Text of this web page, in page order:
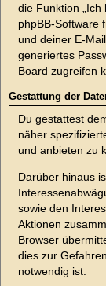
die Funktion
phpBB-Software
und deiner E-
generiertes
Board zugreifen
Gestattung der
Du gestattest
näher
und anbieten zu
Darüber hinaus
sowie den
Aktionen
Browser
dies zur
notwendig ist.